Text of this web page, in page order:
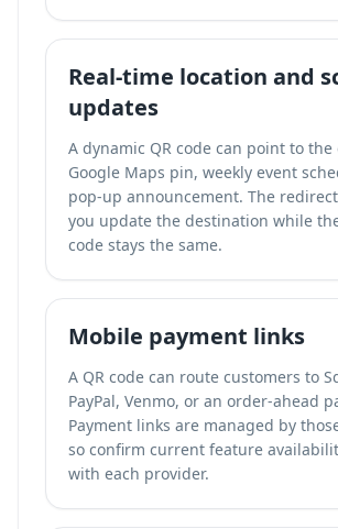
Real-time location and
updates
A dynamic QR code can point to
Google Maps pin, weekly event
pop-up announcement. The
you update the destination while
code stays the same.
Mobile payment links
A QR code can route customers to
PayPal, Venmo, or an order-ahead
Payment links are managed by
so confirm current feature
with each provider.